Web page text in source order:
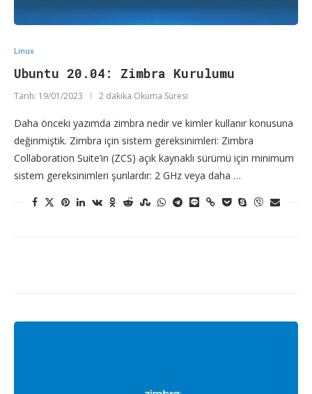
Linux
Ubuntu 20.04: Zimbra Kurulumu
Tarih: 19/01/2023 2 dakika Okuma Süresi
Daha önceki yazımda zimbra nedir ve kimler kullanır konusuna
değinmiştik. Zimbra için sistem gereksinimleri: Zimbra
Collaboration Suite’in (ZCS) açık kaynaklı sürümü için minimum
sistem gereksinimleri şunlardır: 2 GHz veya daha …